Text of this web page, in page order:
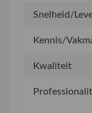
Snelheid/
Kennis/
Kwaliteit